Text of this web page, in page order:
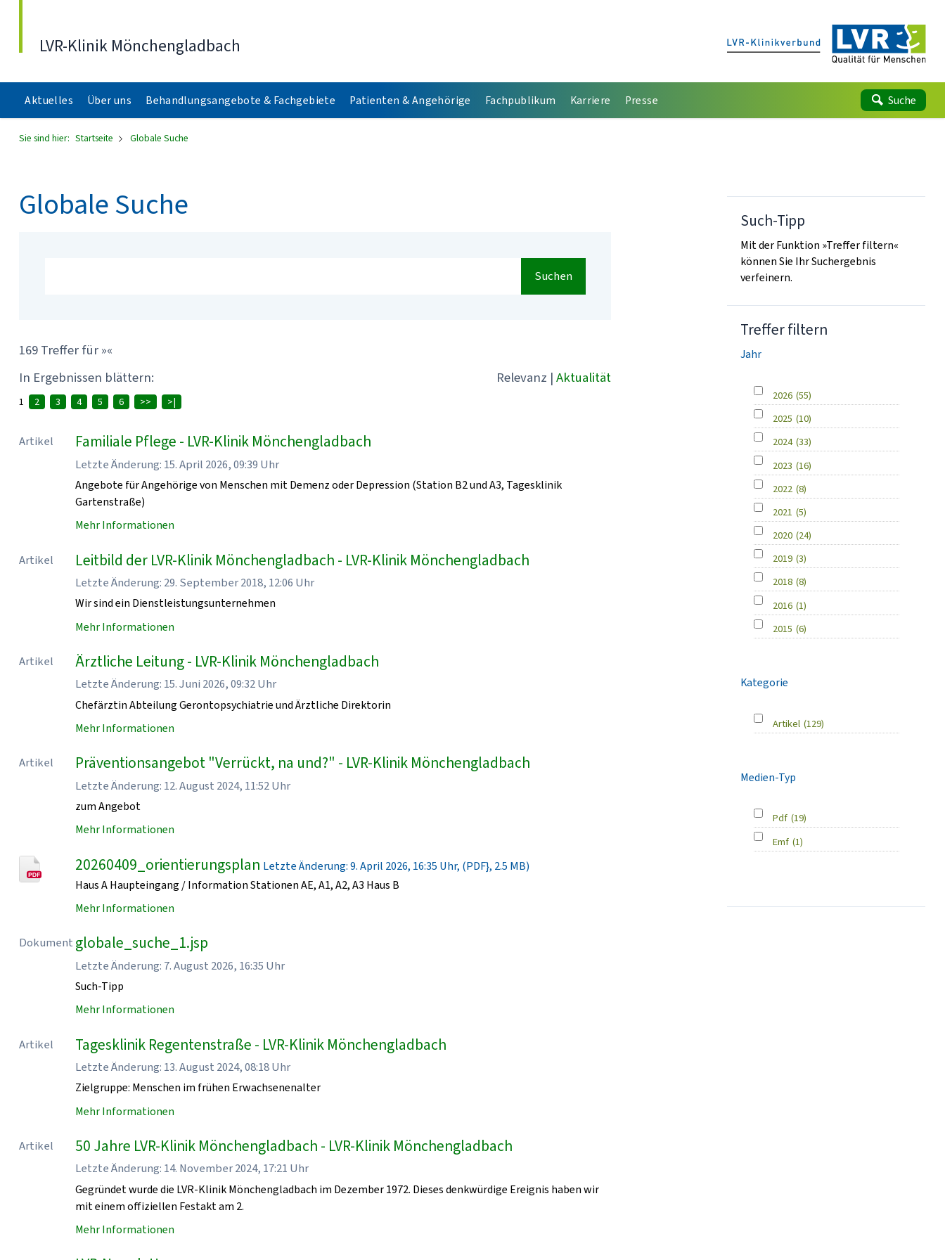
LVR-Klinik Mönchengladbach
Aktuelles Über uns Behandlungsangebote & Fachgebiete Patienten & Angehörige Fachpublikum Karriere Presse Suche
Sie sind hier: Startseite Globale Suche
Globale Suche
Suchen
169 Treffer für »«
In Ergebnissen blättern:
Relevanz | Aktualität
1 2 3 4 5 6 >> >|
Artikel Familiale Pflege - LVR-Klinik Mönchengladbach
Letzte Änderung: 15. April 2026, 09:39 Uhr
Angebote für Angehörige von Menschen mit Demenz oder Depression (Station B2 und A3, Tagesklinik
Gartenstraße)
Mehr Informationen
Artikel Leitbild der LVR-Klinik Mönchengladbach - LVR-Klinik Mönchengladbach
Letzte Änderung: 29. September 2018, 12:06 Uhr
Wir sind ein Dienstleistungsunternehmen
Mehr Informationen
Artikel Ärztliche Leitung - LVR-Klinik Mönchengladbach
Letzte Änderung: 15. Juni 2026, 09:32 Uhr
Chefärztin Abteilung Gerontopsychiatrie und Ärztliche Direktorin
Mehr Informationen
Artikel Präventionsangebot "Verrückt, na und?" - LVR-Klinik Mönchengladbach
Letzte Änderung: 12. August 2024, 11:52 Uhr
zum Angebot
Mehr Informationen
20260409_orientierungsplan Letzte Änderung: 9. April 2026, 16:35 Uhr, (PDF}, 2.5 MB)
Haus A Haupteingang / Information Stationen AE, A1, A2, A3 Haus B
Mehr Informationen
Dokument globale_suche_1.jsp
Letzte Änderung: 7. August 2026, 16:35 Uhr
Such-Tipp
Mehr Informationen
Artikel Tagesklinik Regentenstraße - LVR-Klinik Mönchengladbach
Letzte Änderung: 13. August 2024, 08:18 Uhr
Zielgruppe: Menschen im frühen Erwachsenenalter
Mehr Informationen
Artikel 50 Jahre LVR-Klinik Mönchengladbach - LVR-Klinik Mönchengladbach
Letzte Änderung: 14. November 2024, 17:21 Uhr
Gegründet wurde die LVR-Klinik Mönchengladbach im Dezember 1972. Dieses denkwürdige Ereignis haben wir
mit einem offiziellen Festakt am 2.
Mehr Informationen
Such-Tipp
Mit der Funktion »Treffer filtern«
können Sie Ihr Suchergebnis
verfeinern.
Treffer filtern
Jahr
2026 (55)
2025 (10)
2024 (33)
2023 (16)
2022 (8)
2021 (5)
2020 (24)
2019 (3)
2018 (8)
2016 (1)
2015 (6)
Kategorie
Artikel (129)
Medien-Typ
Pdf (19)
Emf (1)